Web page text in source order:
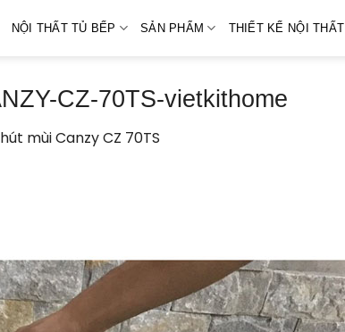
NỘI THẤT TỦ BẾP SẢN PHẨM THIẾT KẾ NỘI THẤT
CZ-70TS-vietkithome
mùi Canzy CZ 70TS